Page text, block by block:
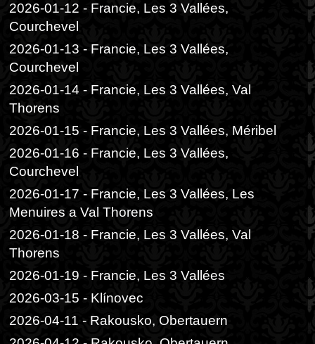
2026-01-12 - Francie, Les 3 Vallées,
Courchevel
2026-01-13 - Francie, Les 3 Vallées,
Courchevel
2026-01-14 - Francie, Les 3 Vallées, Val
Thorens
2026-01-15 - Francie, Les 3 Vallées, Méribel
2026-01-16 - Francie, Les 3 Vallées,
Courchevel
2026-01-17 - Francie, Les 3 Vallées, Les
Menuires a Val Thorens
2026-01-18 - Francie, Les 3 Vallées, Val
Thorens
2026-01-19 - Francie, Les 3 Vallées
2026-03-15 - Klínovec
2026-04-11 - Rakousko, Obertauern